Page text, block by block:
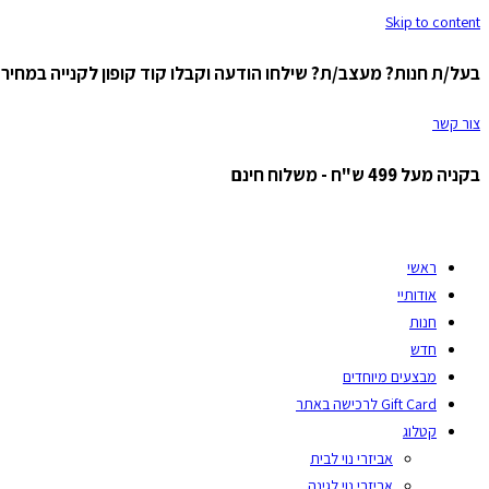
Skip to content
בעל/ת חנות? מעצב/ת? שילחו הודעה וקבלו קוד קופון לקנייה במחיר
צור קשר
בקניה מעל 499 ש"ח - משלוח חינם
ראשי
אודותיי
חנות
חדש
מבצעים מיוחדים
Gift Card לרכישה באתר
קטלוג
אביזרי נוי לבית